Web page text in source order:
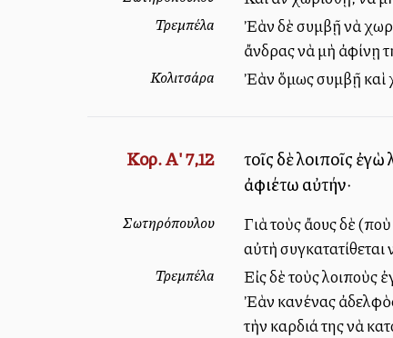
Τρεμπέλα
Ἐὰν δὲ συμβῇ νὰ
ἄνδρας νὰ μὴ ἀφίνῃ
Κολιτσάρα Ἐὰν ὅμως συμβῇ καὶ
Κορ. Α' 7,12
τοῖς δὲ λοιποῖς
ἀφιέτω αὐτήν·
Σωτηρόπουλου
Γιὰ τοὺς ἄλλους δὲ
αὐτὴ
Τρεμπέλα
Εἰς δὲ τοὺς λοιποὺς
Ἐὰν κανένας
τὴν καρδιά της νὰ